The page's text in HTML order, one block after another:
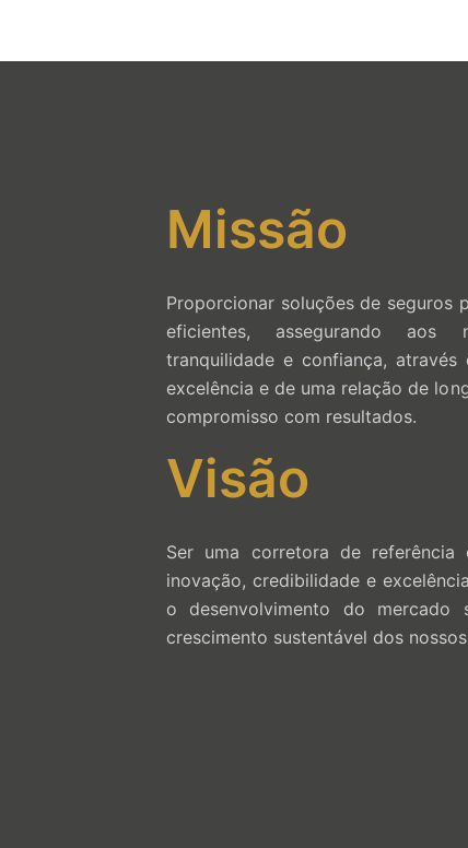
Missão
Proporcionar soluções de seguros
eficientes, assegurando aos
tranquilidade e confiança,
excelência e de uma relação de
compromisso com resultados.
Visão
Ser uma corretora de referência
inovação, credibilidade e
o desenvolvimento do mercado
crescimento sustentável dos